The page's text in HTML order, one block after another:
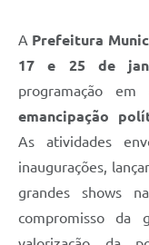
A Prefeitura
17 e 25 de
programação
emancipação
As atividades
inaugurações,
grandes shows
compromisso da